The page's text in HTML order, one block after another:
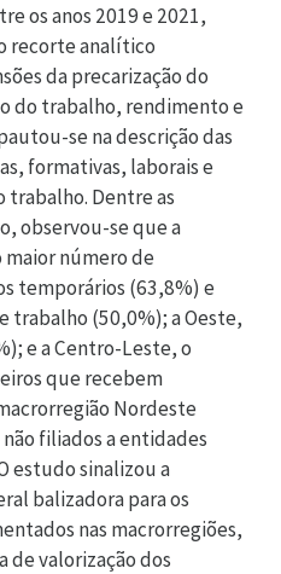
os anos 2019 e 2021,
recorte analítico
da precarização do
do trabalho, rendimento e
se na descrição das
formativas, laborais e
trabalho. Dentre as
observou-se que a
número de
temporários (63,8%) e
trabalho (50,0%); a Oeste,
e a Centro-Leste, o
que recebem
Nordeste
filiados a entidades
estudo sinalizou a
balizadora para os
nas macrorregiões,
de valorização dos